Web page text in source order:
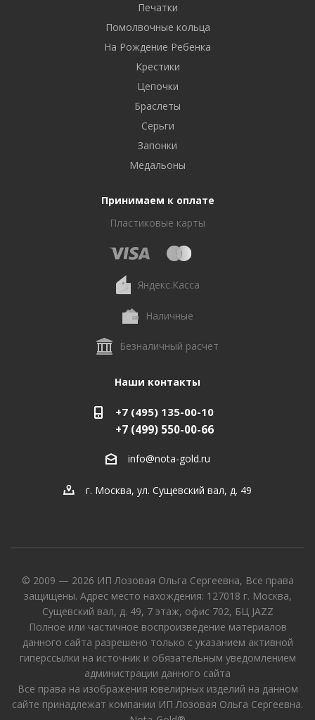
Печатки
Помолвочные кольца
На Рождение Ребенка
Крестики
Цепочки
Браслеты
Серьги
Запонки
Медальоны
Принимаем к оплате
Пластиковые карты
Яндекс.Касса
Наличные
Безналичный расчет
Наши контакты
+7 (495) 135-00-10
+7 (499) 550-00-66
info@nota-gold.ru
г. Москва, ул. Сущевский вал, д. 49
© 2009 — 2026 ИП Лозовая Ольга Сергеевна, Все права
защищены. Адрес место нахождения: 127018 г. Москва,
Сущевский вал, д. 49, 7 этаж, офис 702, БЦ JAZZ
Полное или частичное воспроизведение материалов
данного сайта разрешено только с указанием активной
гиперссылки на источник и обязательным уведомлением
администрации данного сайта
Все права на изображения ювелирных изделий на данном
сайте принадлежат компании ИП Лозовая Ольга Сергеевна.